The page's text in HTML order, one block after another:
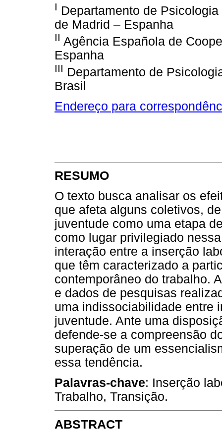
I Departamento de
de Madrid – Espanha
II Agência Española de
Espanha
III Departamento de
Brasil
Endereço para
RESUMO
O texto busca analisar os
que afeta alguns coletivos,
juventude como uma etapa
como lugar privilegiado
interação entre a inserção
que têm caracterizado a
contemporâneo do trabalho.
e dados de pesquisas
uma indissociabilidade entre
juventude. Ante uma
defende-se a compreensão
superação de um
essa tendência.
Palavras-chave: Inserção
Trabalho, Transição.
ABSTRACT